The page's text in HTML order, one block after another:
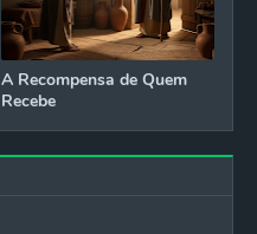
A Recompensa de Quem
Recebe